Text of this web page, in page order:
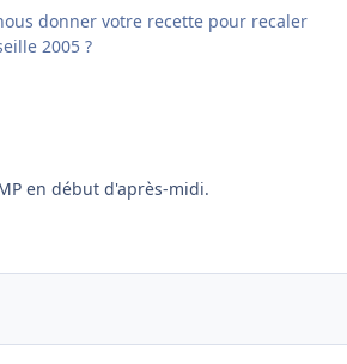
donner votre recette pour recaler
2005 ?
en début d'après-midi.